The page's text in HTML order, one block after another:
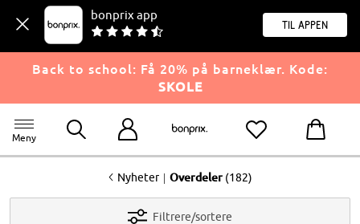
bonprix app
til appen
Back to school: Få 20% på barneklær. Kode:
SKOLE
Meny
<Nyheter | Overdeler (182)
Filtrere/sortere